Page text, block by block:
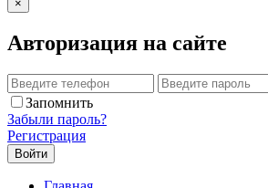
×
Авторизация на сайте
Запомнить
Забыли пароль?
Регистрация